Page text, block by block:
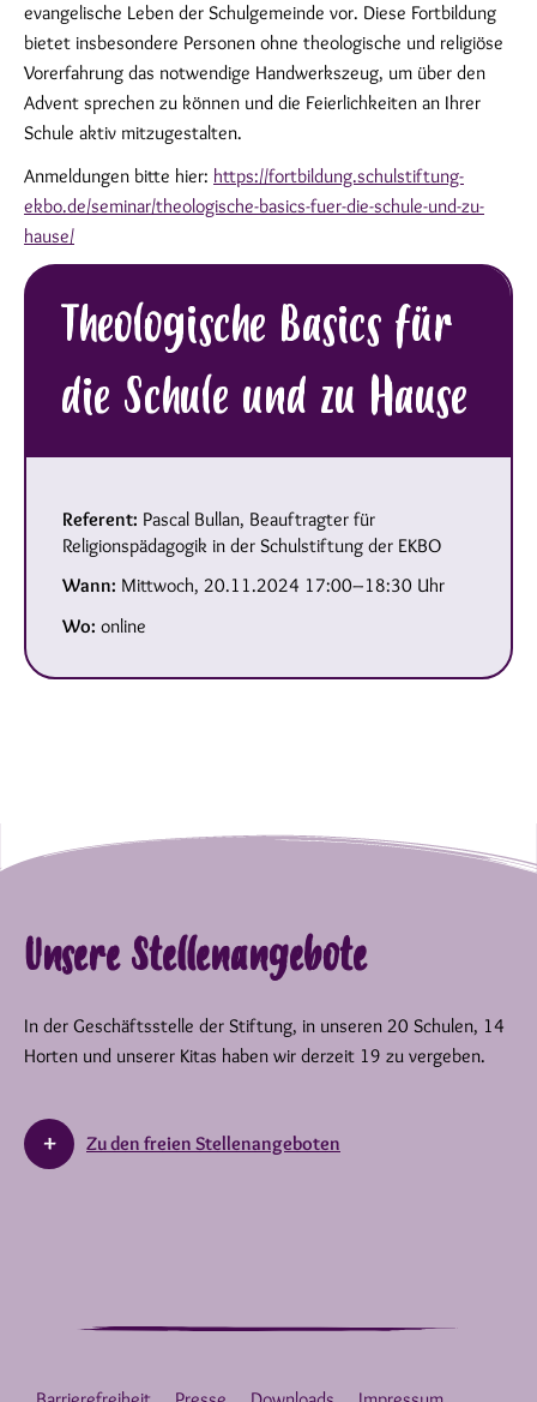
evangelische Leben der Schulgemeinde vor. Diese Fortbildung
bietet insbesondere Personen ohne theologische und religiöse
Vorerfahrung das notwendige Handwerkszeug, um über den
Advent sprechen zu können und die Feierlichkeiten an Ihrer
Schule aktiv mitzugestalten.
Anmeldungen bitte hier: https://fortbildung.schulstiftung-
ekbo.de/seminar/theologische-basics-fuer-die-schule-und-zu-
hause/
Theologische Basics für
die Schule und zu Hause
Referent: Pascal Bullan, Beauftragter für
Religionspädagogik in der Schulstiftung der EKBO
Wann: Mittwoch, 20.11.2024 17:00–18:30 Uhr
Wo: online
Unsere Stellenangebote
In der Geschäftsstelle der Stiftung, in unseren 20 Schulen, 14
Horten und unserer Kitas haben wir derzeit 19 zu vergeben.
Zu den freien Stellenangeboten